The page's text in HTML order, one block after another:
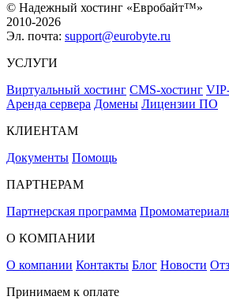
© Надежный хостинг «Евробайт™»
2010-2026
Эл. почта: support@eurobyte.ru
УСЛУГИ
Виртуальный хостинг CMS-хостинг
Аренда сервера Домены Лицензии ПО
КЛИЕНТАМ
Документы Помощь
ПАРТНЕРАМ
Партнерская программа
О КОМПАНИИ
О компании Контакты Блог Новости
Принимаем к оплате